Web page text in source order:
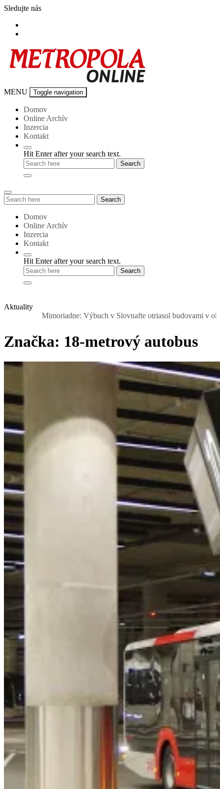
Skip
content
Sledujte nás
Metropola-
MENU Toggle navigation
Domov
Online Archív
Inzercia
Kontakt
Hit Enter after your search text.
Search
for:
Search
Domov
Online Archív
Inzercia
Kontakt
Hit Enter after your search text.
Aktuality
Mimoriadne: Výbuch v Slovnafte otriasol budovami v okolí. Nad
Značka: 18-metrový autobus